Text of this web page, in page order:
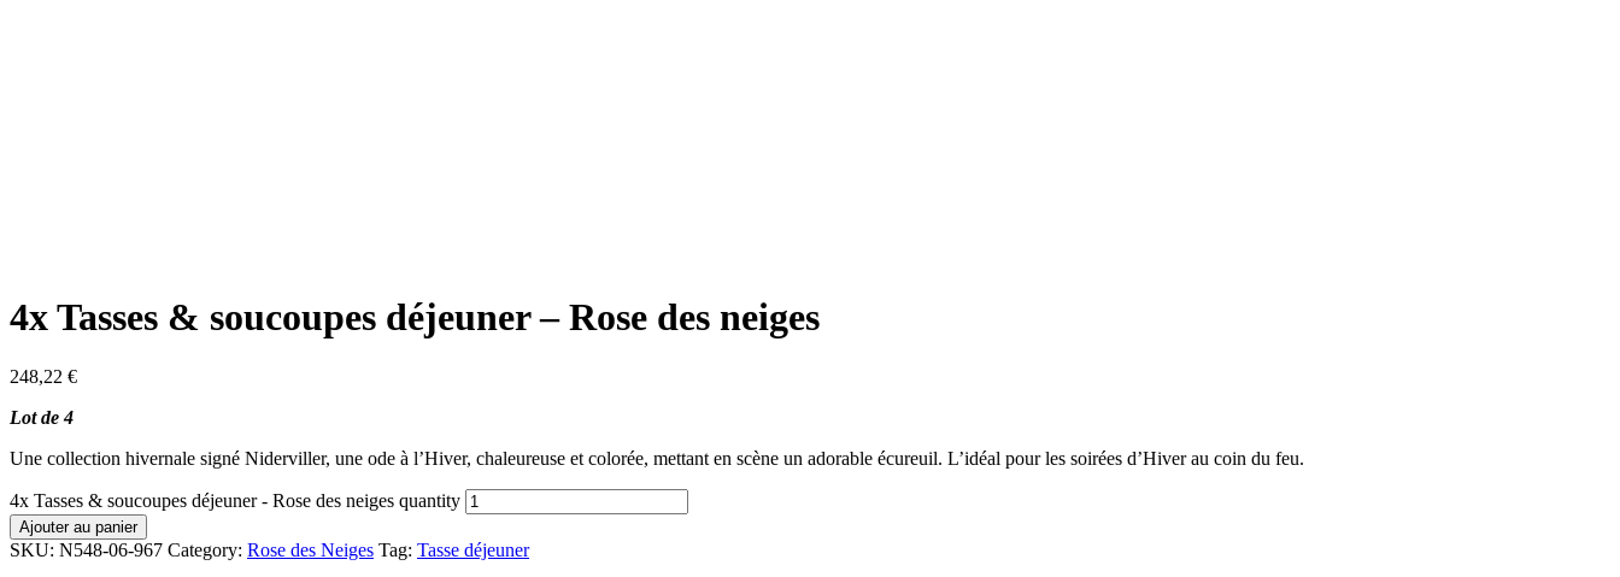
4x Tasses & soucoupes déjeuner – Rose des neiges
248,22 €
Lot de 4
Une collection hivernale signé Niderviller, une ode à l’Hiver, chaleureuse et colorée, mettant en scène un adorable écureuil. L’idéal pour les soirées d’Hiver au coin du feu.
4x Tasses & soucoupes déjeuner - Rose des neiges quantity
Ajouter au panier
SKU: N548-06-967 Category: Rose des Neiges Tag: Tasse déjeuner